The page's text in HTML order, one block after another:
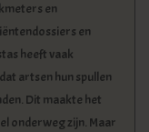
en
en
heeft vaak
artsen hun spullen
Dit maakte het
onderweg zijn. Maar